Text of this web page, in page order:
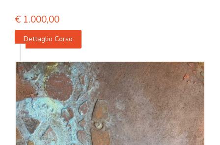
€ 1.000,00
Dettaglio Corso